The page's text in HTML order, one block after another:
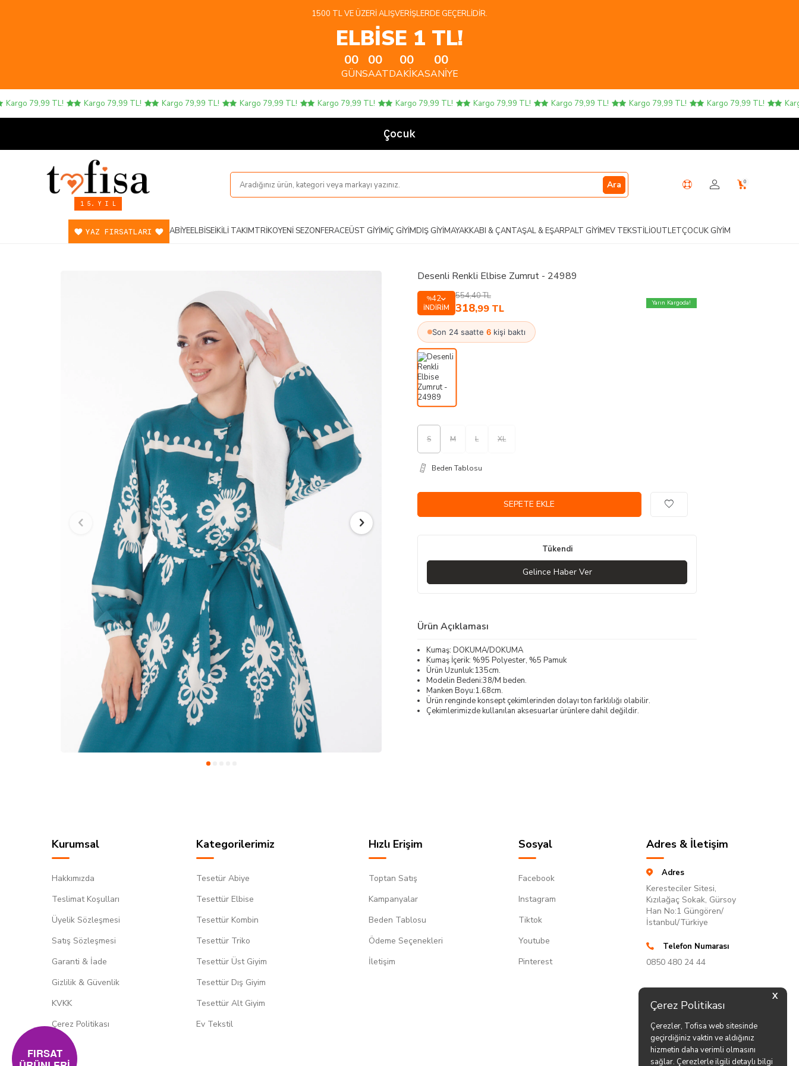
X
Çerez Politikası
Çerezler, Tofisa web sitesinde
geçirdiğiniz vaktin ve aldığınız
hizmetin daha verimli olmasını
sağlar. Çerezlerle ilgili detaylı bilgi
1500 TL VE ÜZERI ALIŞVERIŞLERDE GEÇERLIDIR.
ELBİSE 1 TL!
00
GÜN
00
SAAT
00
DAKIKA
00
SANIYE
79,99 TL! Kargo 79,99 TL! Kargo 79,99 TL! Kargo 79,99 TL! Kargo 79,99 TL! Kargo 79,99 TL! Kargo 79,99 TL! Kargo 79,99 TL! Kargo 79,99 TL! Kargo 79,99 TL! Kargo
Çocuk Ürün
1 5. Y I L
Ara 0
YAZ FIRSATLARI ABIYEELBISEİKILI TAKIMTRIKOYENI SEZONFERACEÜST GIYIMİÇ GIYIMDIŞ GIYIMAYAKKABI & ÇANTAŞAL & EŞARPALT GIYIMEV TEKSTILIOUTLETÇOCUK GIYIM
Desenli Renkli Elbise Zumrut - 24989
%42
İNDIRIM
554,40TL
318,99 TL Yarın Kargoda!
Son 24 saatte 6 kişi baktı
S M L XL
Beden Tablosu
SEPETE EKLE
Tükendi
Gelince Haber Ver
Ürün Açıklaması
Kumaş: DOKUMA/DOKUMA
Kumaş İçerik: %95 Polyester, %5 Pamuk
Ürün Uzunluk:135cm.
Modelin Bedeni:38/M beden.
Manken Boyu:1.68cm.
Ürün renginde konsept çekimlerinden dolayı ton farklılığı olabilir.
Çekimlerimizde kullanılan aksesuarlar ürünlere dahil değildir.
Kurumsal
Hakkımızda
Teslimat Koşulları
Üyelik Sözleşmesi
Satış Sözleşmesi
Garanti & İade
Gizlilik & Güvenlik
KVKK
Çerez Politikası
Kategorilerimiz
Tesetür Abiye
Tesettür Elbise
Tesettür Kombin
Tesettür Triko
Tesettür Üst Giyim
Tesettür Dış Giyim
Tesettür Alt Giyim
Ev Tekstil
Hızlı Erişim
Toptan Satış
Kampanyalar
Beden Tablosu
Ödeme Seçenekleri
İletişim
Sosyal
Facebook
Instagram
Tiktok
Youtube
Pinterest
Adres & İletişim
Adres
Keresteciler Sitesi,
Kızılağaç Sokak, Gürsoy
Han No:1 Güngören/
İstanbul/Türkiye
Telefon Numarası
0850 480 24 44
FIRSAT